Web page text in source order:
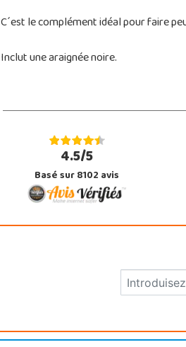
C´est le complément idéal pour faire
Inclut une araignée noire.
4.5/5
Basé sur 8102 avis